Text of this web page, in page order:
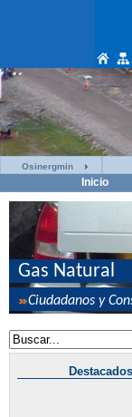
Osinergmin
Inicio